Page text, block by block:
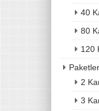
40
80
120
Paketler
2
3